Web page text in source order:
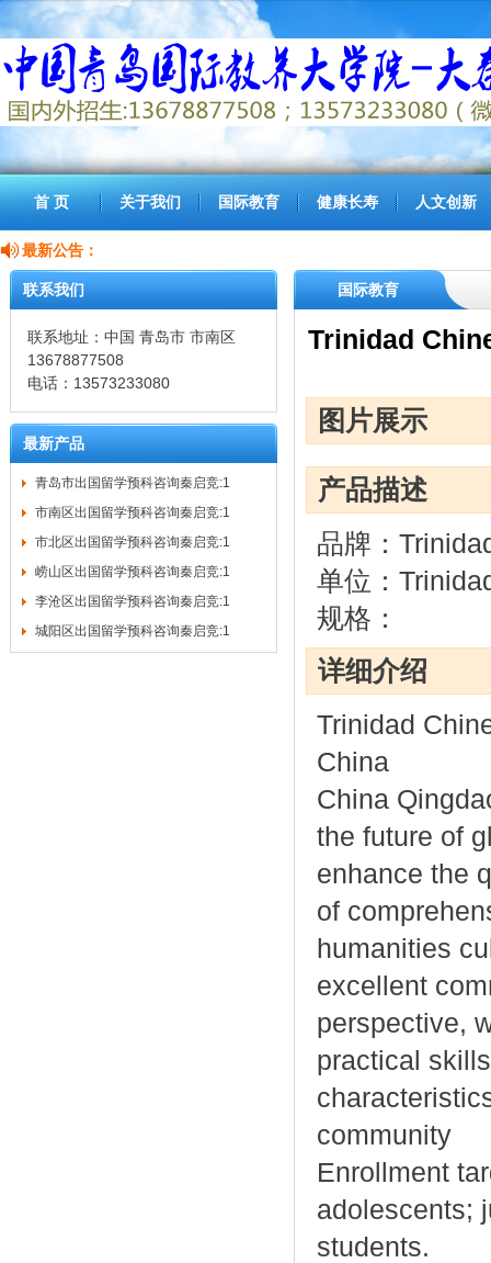
首 页 关于我们 国际教育 健康长寿 人文创新
最新公告：
联系我们
联系地址：中国 青岛市 市南区
13678877508
电话：13573233080
最新产品
青岛市出国留学预科咨询秦启竞:1
市南区出国留学预科咨询秦启竞:1
市北区出国留学预科咨询秦启竞:1
崂山区出国留学预科咨询秦启竞:1
李沧区出国留学预科咨询秦启竞:1
城阳区出国留学预科咨询秦启竞:1
国际教育
Trinidad
图片展示
产品描述
品牌：
单位：
规格：
详细介绍
Trinidad
China
China
the future of
enhance the
of
humanities
excellent
perspective,
practical
community
Enrollment
adolescents;
students.